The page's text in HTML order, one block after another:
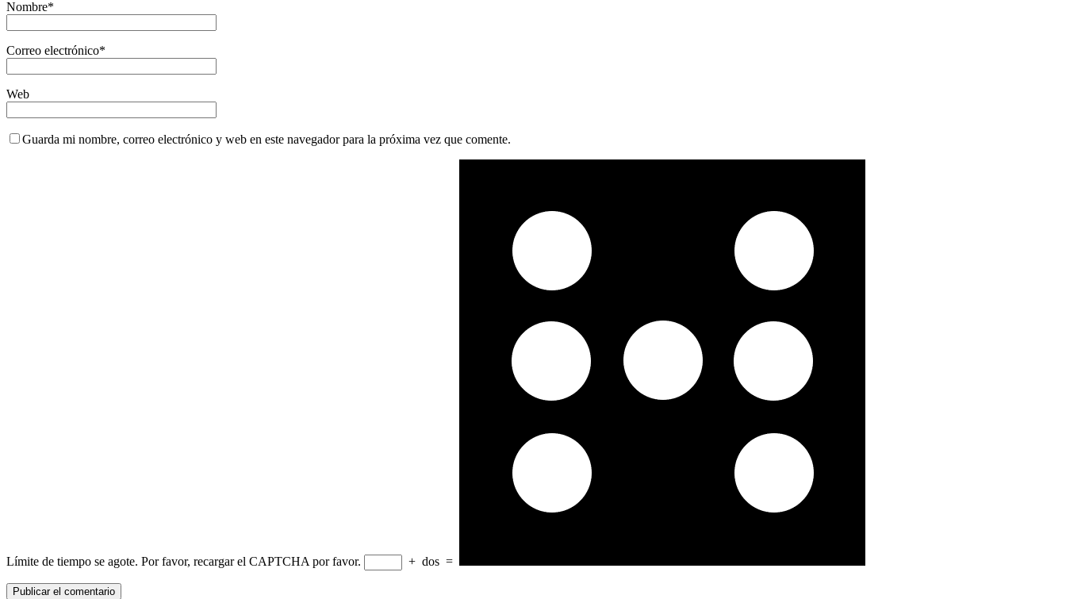
Nombre*
Correo electrónico*
Web
Guarda mi nombre, correo electrónico y web en este navegador para la próxima vez que comente.
Límite de tiempo se agote. Por favor, recargar el CAPTCHA por favor. + dos =